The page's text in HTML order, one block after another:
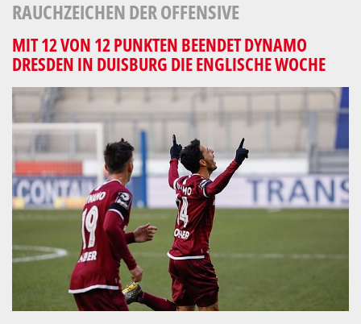
RAUCHZEICHEN DER OFFENSIVE
MIT 12 VON 12 PUNKTEN BEENDET DYNAMO
DRESDEN IN DUISBURG DIE ENGLISCHE WOCHE